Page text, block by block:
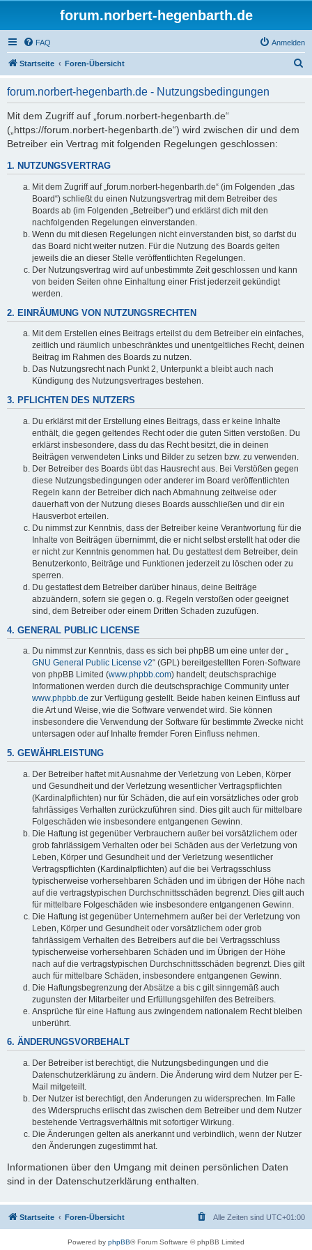
forum.norbert-hegenbarth.de
FAQ Anmelden
Startseite Foren-Übersicht
forum.norbert-hegenbarth.de - Nutzungsbedingungen
Mit dem Zugriff auf „forum.norbert-hegenbarth.de“
(„https://forum.norbert-hegenbarth.de“) wird zwischen dir und dem
Betreiber ein Vertrag mit folgenden Regelungen geschlossen:
1. NUTZUNGSVERTRAG
Mit dem Zugriff auf „forum.norbert-hegenbarth.de“ (im Folgenden „das
Board“) schließt du einen Nutzungsvertrag mit dem Betreiber des
Boards ab (im Folgenden „Betreiber“) und erklärst dich mit den
nachfolgenden Regelungen einverstanden.
Wenn du mit diesen Regelungen nicht einverstanden bist, so darfst du
das Board nicht weiter nutzen. Für die Nutzung des Boards gelten
jeweils die an dieser Stelle veröffentlichten Regelungen.
Der Nutzungsvertrag wird auf unbestimmte Zeit geschlossen und kann
von beiden Seiten ohne Einhaltung einer Frist jederzeit gekündigt
werden.
2. EINRÄUMUNG VON NUTZUNGSRECHTEN
Mit dem Erstellen eines Beitrags erteilst du dem Betreiber ein einfaches,
zeitlich und räumlich unbeschränktes und unentgeltliches Recht, deinen
Beitrag im Rahmen des Boards zu nutzen.
Das Nutzungsrecht nach Punkt 2, Unterpunkt a bleibt auch nach
Kündigung des Nutzungsvertrages bestehen.
3. PFLICHTEN DES NUTZERS
Du erklärst mit der Erstellung eines Beitrags, dass er keine Inhalte
enthält, die gegen geltendes Recht oder die guten Sitten verstoßen. Du
erklärst insbesondere, dass du das Recht besitzt, die in deinen
Beiträgen verwendeten Links und Bilder zu setzen bzw. zu verwenden.
Der Betreiber des Boards übt das Hausrecht aus. Bei Verstößen gegen
diese Nutzungsbedingungen oder anderer im Board veröffentlichten
Regeln kann der Betreiber dich nach Abmahnung zeitweise oder
dauerhaft von der Nutzung dieses Boards ausschließen und dir ein
Hausverbot erteilen.
Du nimmst zur Kenntnis, dass der Betreiber keine Verantwortung für die
Inhalte von Beiträgen übernimmt, die er nicht selbst erstellt hat oder die
er nicht zur Kenntnis genommen hat. Du gestattest dem Betreiber, dein
Benutzerkonto, Beiträge und Funktionen jederzeit zu löschen oder zu
sperren.
Du gestattest dem Betreiber darüber hinaus, deine Beiträge
abzuändern, sofern sie gegen o. g. Regeln verstoßen oder geeignet
sind, dem Betreiber oder einem Dritten Schaden zuzufügen.
4. GENERAL PUBLIC LICENSE
Du nimmst zur Kenntnis, dass es sich bei phpBB um eine unter der „
GNU General Public License v2“ (GPL) bereitgestellten Foren-Software
von phpBB Limited (www.phpbb.com) handelt; deutschsprachige
Informationen werden durch die deutschsprachige Community unter
www.phpbb.de zur Verfügung gestellt. Beide haben keinen Einfluss auf
die Art und Weise, wie die Software verwendet wird. Sie können
insbesondere die Verwendung der Software für bestimmte Zwecke nicht
untersagen oder auf Inhalte fremder Foren Einfluss nehmen.
5. GEWÄHRLEISTUNG
Der Betreiber haftet mit Ausnahme der Verletzung von Leben, Körper
und Gesundheit und der Verletzung wesentlicher Vertragspflichten
(Kardinalpflichten) nur für Schäden, die auf ein vorsätzliches oder grob
fahrlässiges Verhalten zurückzuführen sind. Dies gilt auch für mittelbare
Folgeschäden wie insbesondere entgangenen Gewinn.
Die Haftung ist gegenüber Verbrauchern außer bei vorsätzlichem oder
grob fahrlässigem Verhalten oder bei Schäden aus der Verletzung von
Leben, Körper und Gesundheit und der Verletzung wesentlicher
Vertragspflichten (Kardinalpflichten) auf die bei Vertragsschluss
typischerweise vorhersehbaren Schäden und im übrigen der Höhe nach
auf die vertragstypischen Durchschnittsschäden begrenzt. Dies gilt auch
für mittelbare Folgeschäden wie insbesondere entgangenen Gewinn.
Die Haftung ist gegenüber Unternehmern außer bei der Verletzung von
Leben, Körper und Gesundheit oder vorsätzlichem oder grob
fahrlässigem Verhalten des Betreibers auf die bei Vertragsschluss
typischerweise vorhersehbaren Schäden und im Übrigen der Höhe
nach auf die vertragstypischen Durchschnittsschäden begrenzt. Dies gilt
auch für mittelbare Schäden, insbesondere entgangenen Gewinn.
Die Haftungsbegrenzung der Absätze a bis c gilt sinngemäß auch
zugunsten der Mitarbeiter und Erfüllungsgehilfen des Betreibers.
Ansprüche für eine Haftung aus zwingendem nationalem Recht bleiben
unberührt.
6. ÄNDERUNGSVORBEHALT
Der Betreiber ist berechtigt, die Nutzungsbedingungen und die
Datenschutzerklärung zu ändern. Die Änderung wird dem Nutzer per E-
Mail mitgeteilt.
Der Nutzer ist berechtigt, den Änderungen zu widersprechen. Im Falle
des Widerspruchs erlischt das zwischen dem Betreiber und dem Nutzer
bestehende Vertragsverhältnis mit sofortiger Wirkung.
Die Änderungen gelten als anerkannt und verbindlich, wenn der Nutzer
den Änderungen zugestimmt hat.
Informationen über den Umgang mit deinen persönlichen Daten
sind in der Datenschutzerklärung enthalten.
Startseite Foren-Übersicht Alle Zeiten sind UTC+01:00
Powered by phpBB® Forum Software © phpBB Limited